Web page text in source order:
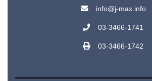
info@j-max.info
03-3466-1741
03-3466-1742